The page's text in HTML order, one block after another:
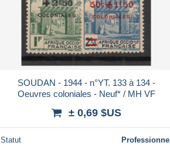
SOUDAN - 1944 - n°YT. 133 à 134 -
Oeuvres coloniales - Neuf* / MH VF
± 0,69 $US
Statut Professionnel